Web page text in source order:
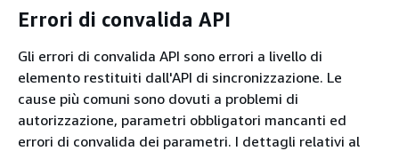
Errori di convalida API
Gli errori di convalida API sono errori a livello di
elemento restituiti dall'API di sincronizzazione. Le
cause più comuni sono dovuti a problemi di
autorizzazione, parametri obbligatori mancanti ed
errori di convalida dei parametri. I dettagli relativi al